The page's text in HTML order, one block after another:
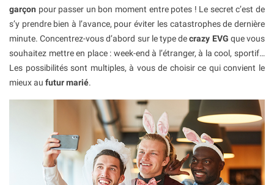
garçon pour passer un bon moment entre potes ! Le secret c’est de
s’y prendre bien à l’avance, pour éviter les catastrophes de dernière
minute. Concentrez-vous d’abord sur le type decrazy EVG que vous
souhaitez mettre en place : week-end à l’étranger, à la cool, sportif…
Les possibilités sont multiples, à vous de choisir ce qui convient le
mieux au futur marié.